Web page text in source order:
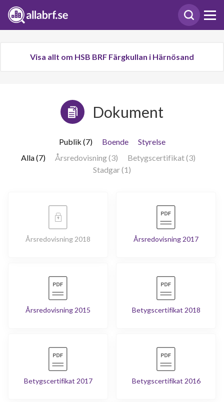
Visa allt om HSB BRF Färgkullan i Härnösand
Dokument
Publik (7) Boende
Styrelse
Alla (7)
Årsredovisning (3)
Betygscertifikat (3)
Stadgar (1)
Årsredovisning 2018 Årsredovisning 2017
Årsredovisning 2015 Betygscertifikat 2018
Betygscertifikat 2017 Betygscertifikat 2016